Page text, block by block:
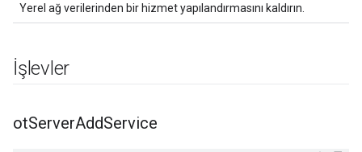
Yerel ağ verilerinden bir hizmet yapılandırmasını kaldırın.
İşlevler
otServerAddService